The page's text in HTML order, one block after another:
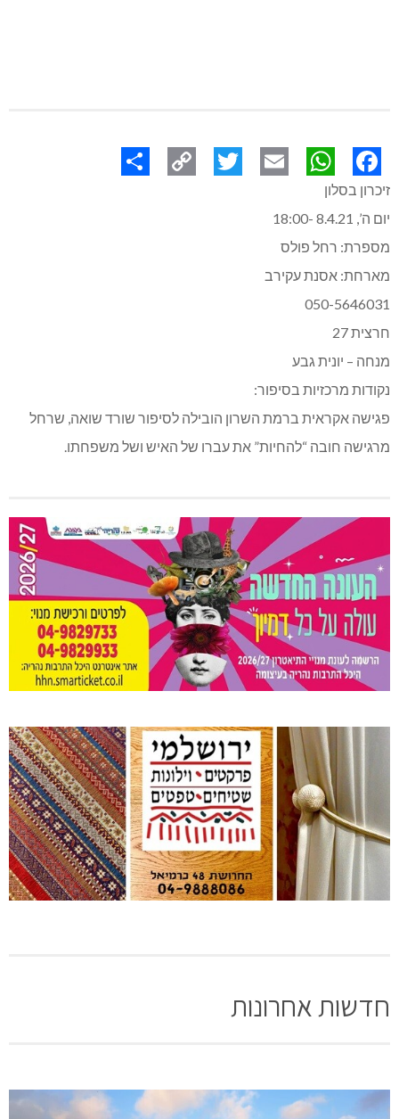
Facebook
WhatsApp
Email
זיכרון בסלון
יום ה’, 8.4.21 -18:00
מספרת: רחל פולס
מארחת: אסנת עקירב
050-5646031
חרצית 27
מנחה – יונית גבע
נקודות מרכזיות בסיפור:
פגישה אקראית ברמת השרון הובילה לסיפור שורד שואה, שרחל
מרגישה חובה “להחיות” את עברו של האיש ושל משפחתו.
חדשות אחרונות